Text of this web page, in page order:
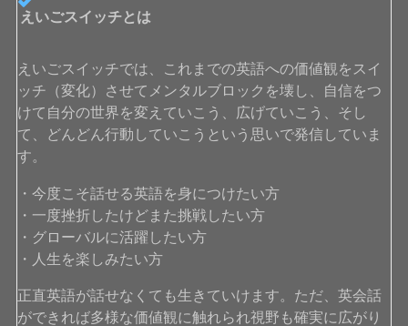
えいごスイッチとは
えいごスイッチでは、これまでの英語への価値観をスイ
ッチ（変化）させてメンタルブロックを壊し、自信をつ
けて自分の世界を変えていこう、広げていこう、そし
て、どんどん行動していこうという思いで発信していま
す。
・今度こそ話せる英語を身につけたい方
・一度挫折したけどまた挑戦したい方
・グローバルに活躍したい方
・人生を楽しみたい方
正直英語が話せなくても生きていけます。ただ、英会話
ができれば多様な価値観に触れられ視野も確実に広がり